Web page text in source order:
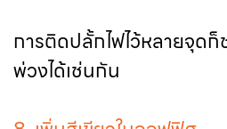
การติดปลั้กไฟไว้หลายจุด
พ่วงได้เช่นกัน